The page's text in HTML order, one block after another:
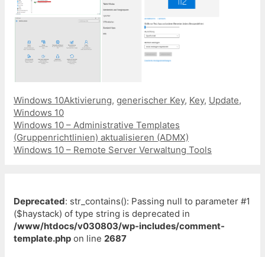
Kategorien
Windows 10Schlagwörter
Aktivierung, generischer Key, Key, Update,
Windows 10
Beitrags-
Navigation
Windows 10 – Administrative Templates
(Gruppenrichtlinien) aktualisieren (ADMX)
Windows 10 – Remote Server Verwaltung Tools
Deprecated: str_contains(): Passing null to parameter #1
($haystack) of type string is deprecated in
/www/htdocs/v030803/wp-includes/comment-
template.php on line 2687